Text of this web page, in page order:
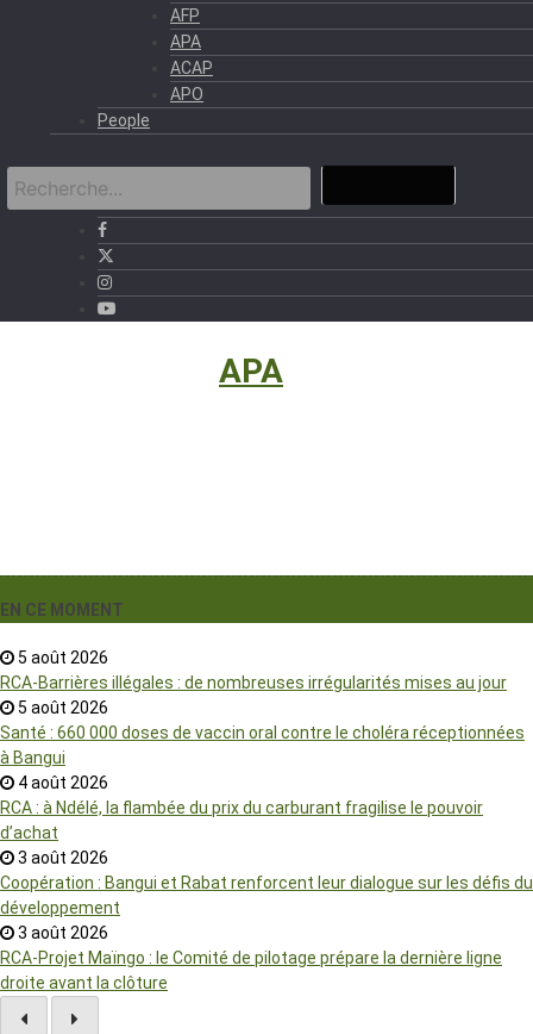
AFP
APA
ACAP
APO
People
APA
EN CE MOMENT
5 août 2026
RCA-Barrières illégales : de nombreuses irrégularités mises au jour
5 août 2026
Santé : 660 000 doses de vaccin oral contre le choléra réceptionnées
à Bangui
4 août 2026
RCA : à Ndélé, la flambée du prix du carburant fragilise le pouvoir
d’achat
3 août 2026
Coopération : Bangui et Rabat renforcent leur dialogue sur les défis du
développement
3 août 2026
RCA-Projet Maïngo : le Comité de pilotage prépare la dernière ligne
droite avant la clôture